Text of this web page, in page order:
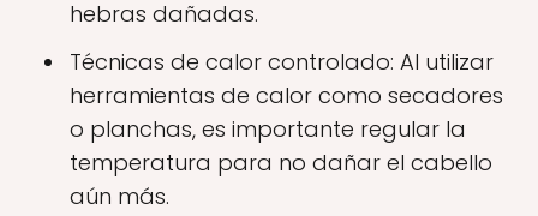
hebras dañadas.
Técnicas de calor controlado: Al utilizar
herramientas de calor como secadores
o planchas, es importante regular la
temperatura para no dañar el cabello
aún más.